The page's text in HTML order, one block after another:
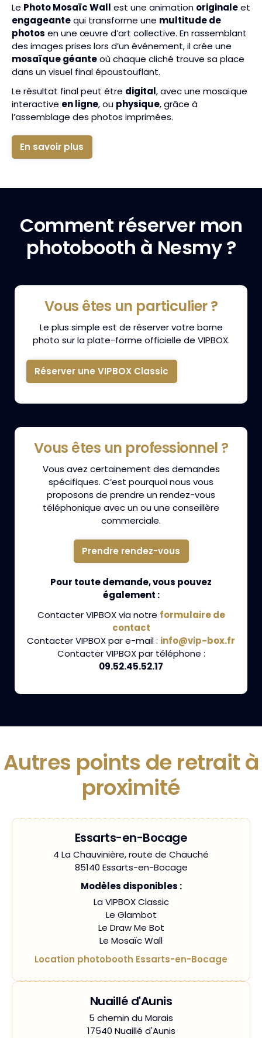
Le Photo Mosaïc Wall est une animation originaleet
engageantequi transforme une multitude de
photos en une œuvre d’art collective. En rassemblant
des images prises lors d’un événement, il crée une
mosaïque géanteoù chaque cliché trouve sa place
dans un visuel final époustouflant.
Le résultat final peut être digital, avec une mosaïque
interactive en ligne, ou physique, grâce à
l’assemblage des photos imprimées.
En savoir plus
Comment réserver mon
photobooth à Nesmy ?
Vous êtes un particulier ?
Le plus simple est de réserver votre borne
photo sur la plate-forme officielle de VIPBOX.
Réserver une VIPBOX Classic
Vous êtes un professionnel ?
Vous avez certainement des demandes
spécifiques. C’est pourquoi nous vous
proposons de prendre un rendez-vous
téléphonique avec un ou une conseillère
commerciale.
Prendre rendez-vous
Pour toute demande, vous pouvez
également :
Contacter VIPBOX via notre formulaire de
contact
Contacter VIPBOX par e-mail : info@vip-box.fr
Contacter VIPBOX par téléphone :
09.52.45.52.17
Autres points de retrait à
proximité
Essarts-en-Bocage
4 La Chauvinière, route de Chauché
85140 Essarts-en-Bocage
Modèles disponibles :
La VIPBOX Classic
Le Glambot
Le Draw Me Bot
Le Mosaïc Wall
Location photobooth Essarts-en-Bocage
Nuaillé d'Aunis
5 chemin du Marais
17540 Nuaillé d'Aunis